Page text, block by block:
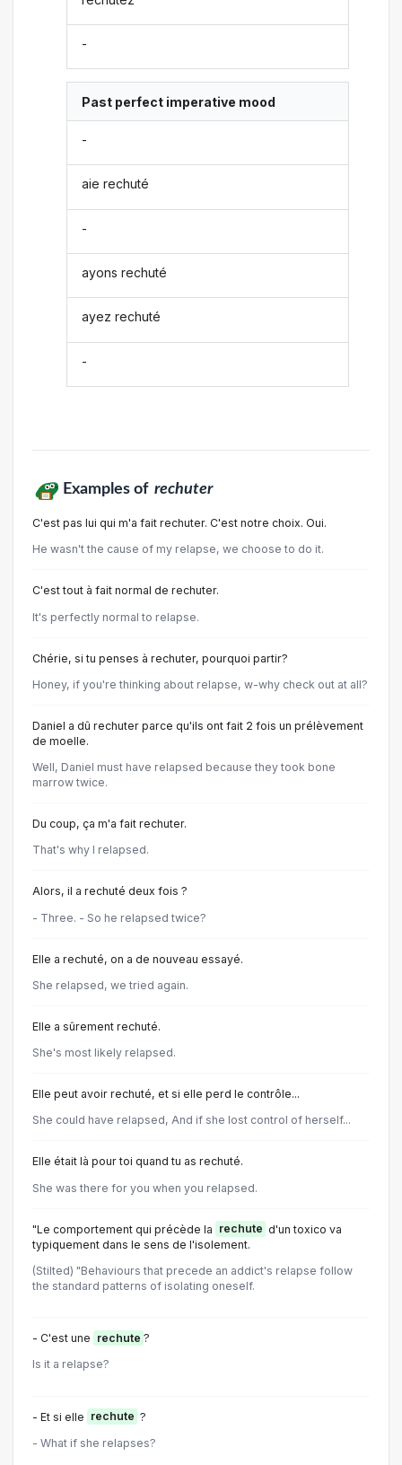
-
Past perfect imperative mood
-
aie rechuté
-
ayons rechuté
ayez rechuté
-
Examples of rechuter
C'est pas lui qui m'a fait rechuter. C'est notre choix. Oui.
He wasn't the cause of my relapse, we choose to do it.
C'est tout à fait normal de rechuter.
It's perfectly normal to relapse.
Chérie, si tu penses à rechuter, pourquoi partir?
Honey, if you're thinking about relapse, w-why check out at all?
Daniel a dû rechuter parce qu'ils ont fait 2 fois un prélèvement
de moelle.
Well, Daniel must have relapsed because they took bone
marrow twice.
Du coup, ça m'a fait rechuter.
That's why I relapsed.
Alors, il a rechuté deux fois ?
- Three. - So he relapsed twice?
Elle a rechuté, on a de nouveau essayé.
She relapsed, we tried again.
Elle a sûrement rechuté.
She's most likely relapsed.
Elle peut avoir rechuté, et si elle perd le contrôle...
She could have relapsed, And if she lost control of herself...
Elle était là pour toi quand tu as rechuté.
She was there for you when you relapsed.
"Le comportement qui précède la rechute d'un toxico va
typiquement dans le sens de l'isolement.
(Stilted) "Behaviours that precede an addict's relapse follow
the standard patterns of isolating oneself.
- C'est une rechute ?
Is it a relapse?
- Et si elle rechute ?
- What if she relapses?